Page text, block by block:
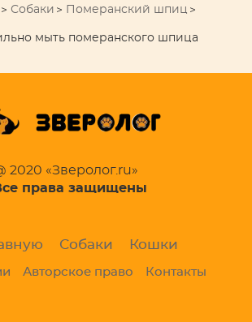
Собаки Померанский шпиц
мыть померанского шпица
2020 «Зверолог.ru»
права защищены
Собаки Кошки
Авторское право Контакты